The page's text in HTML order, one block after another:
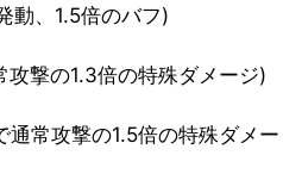
動、1.5倍のバフ)
撃の1.3倍の特殊ダメージ)
常攻撃の1.5倍の特殊ダメー